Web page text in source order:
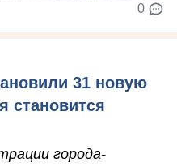
0
31 новую
становится
города-